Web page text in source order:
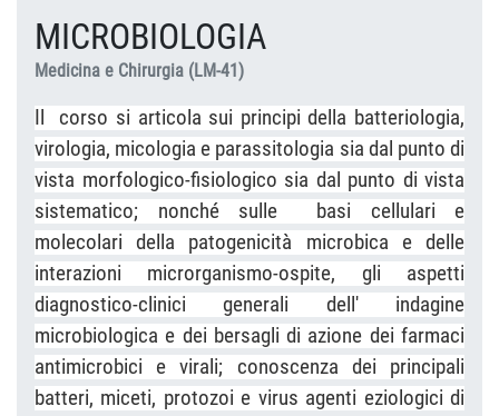
MICROBIOLOGIA
Medicina e Chirurgia (LM-41)
corso si articola sui principi della batteriologia,
virologia, micologia e parassitologia sia dal punto di
vista morfologico-fisiologico sia dal punto di vista
sistematico; nonché sulle
basi cellulari e
molecolari della patogenicità microbica e delle
interazioni microrganismo-ospite, gli aspetti
diagnostico-clinici generali dell' indagine
microbiologica e dei bersagli di azione dei farmaci
antimicrobici e virali; conoscenza dei principali
batteri, miceti, protozoi e virus agenti eziologici di